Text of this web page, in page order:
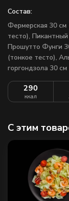
Состав:
Фермерская 30 см
тесто),
Прошутто Фунги
(тонкое тесто),
горгондзола 30
290
ккал
C этим